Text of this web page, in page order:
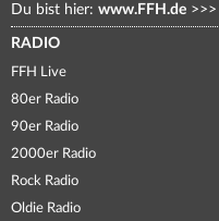
Du bist hier: www.FFH.de >>>
RADIO
FFH Live
80er Radio
90er Radio
2000er Radio
Rock Radio
Oldie Radio